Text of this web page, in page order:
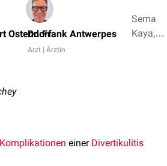
Ostendorf
Dr. Frank Antwerpes
Arzt | Ärztin
Sema
Kaya,
Komplikationen einer Divertikulitis